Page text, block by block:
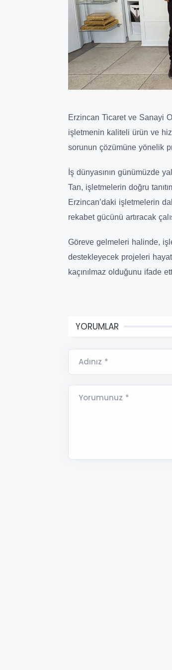
Erzincan Ticaret ve Sanayi
işletmenin kaliteli ürün ve
sorunun çözümüne yönelik
İş dünyasının günümüzde
Tan, işletmelerin doğru
Erzincan’daki işletmelerin
rekabet gücünü artıracak
Göreve gelmeleri halinde,
destekleyecek projeleri
kaçınılmaz olduğunu ifade
YORUMLAR
Adınız *
Yorumunuz *